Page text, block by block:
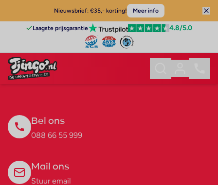
Nieuwsbrief: €35,- korting! Meer info
Laagste prijsgarantie 4.8/5.0
Bel ons
088 66 55 999
Mail ons
Stuur email